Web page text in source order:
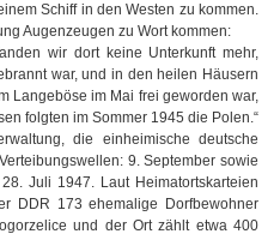
Schiff in den Westen zu kommen.
Augenzeugen zu Wort kommen:
wir dort keine Unterkunft mehr,
war, und in den heilen Häusern
Langeböse im Mai frei geworden war,
folgten im Sommer 1945 die Polen.“
die einheimische deutsche
9. September sowie
Juli 1947. Laut Heimatortskarteien
DDR 173 ehemalige Dorfbewohner
und der Ort zählt etwa 400